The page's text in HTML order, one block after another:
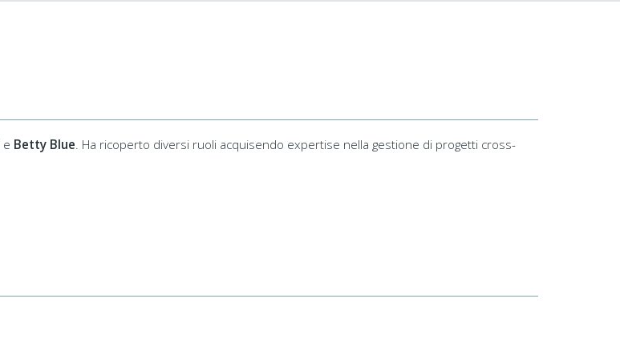
e Betty Blue . Ha ricoperto diversi ruoli acquisendo expertise nella gestione di progetti cross-